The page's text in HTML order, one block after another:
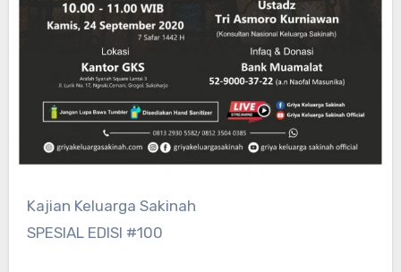
Kajian Keluarga Sakinah
SPESIAL EDISI #100